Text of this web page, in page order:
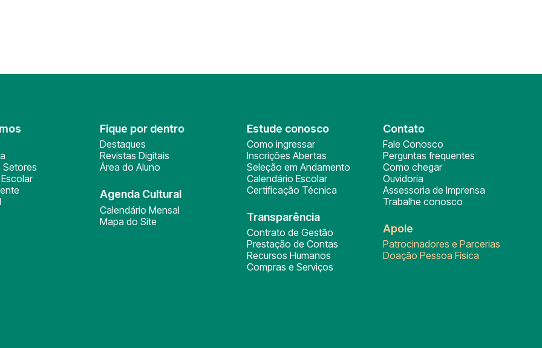
Setores
Fique por dentro
Destaques
Revistas Digitais
Área do Aluno
Agenda Cultural
Calendário Mensal
Mapa do Site
Estude conosco
Como ingressar
Inscrições Abertas
Seleção em Andamento
Calendário Escolar
Certificação Técnica
Transparência
Contrato de Gestão
Prestação de Contas
Recursos Humanos
Compras e Serviços
Contato
Fale Conosco
Perguntas frequentes
Como chegar
Ouvidoria
Assessoria de Imprensa
Trabalhe conosco
Apoie
Patrocinadores e Parcerias
Doação Pessoa Física